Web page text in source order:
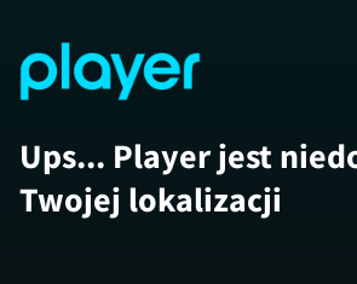
Ups... Player jest
Twojej lokalizacji